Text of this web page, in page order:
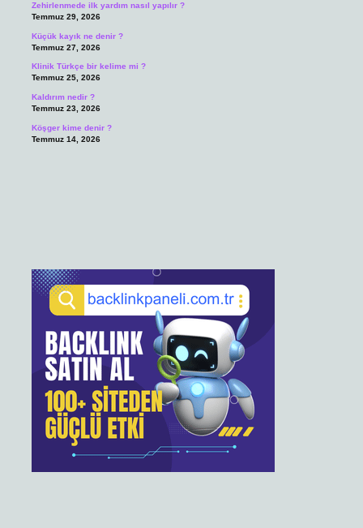
Zehirlenmede ilk yardım nasıl yapılır ?
Temmuz 29, 2026
Küçük kayık ne denir ?
Temmuz 27, 2026
Klinik Türkçe bir kelime mi ?
Temmuz 25, 2026
Kaldırım nedir ?
Temmuz 23, 2026
Köşger kime denir ?
Temmuz 14, 2026